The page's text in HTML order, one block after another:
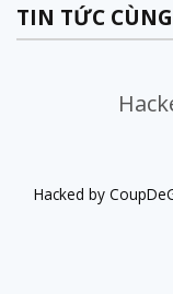
TIN TỨC
Hacked by